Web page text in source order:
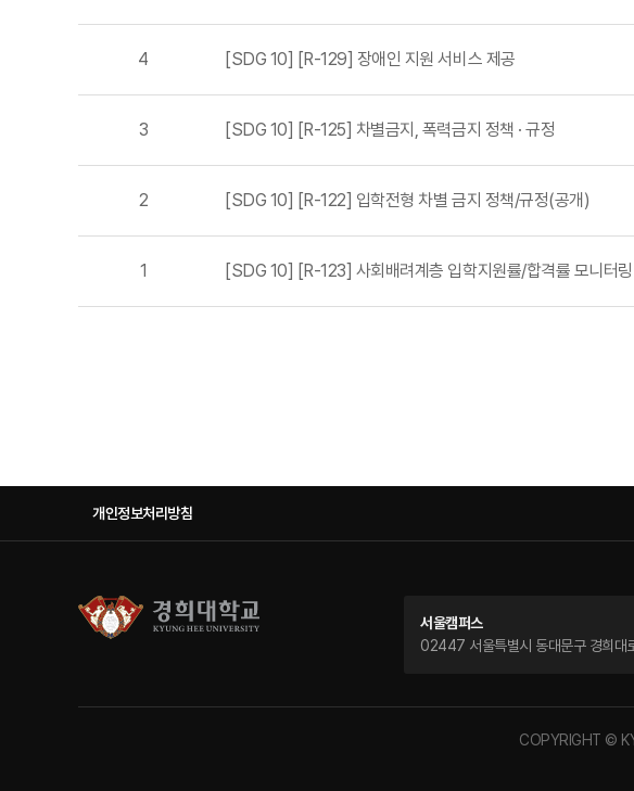
4 [SDG 10] [R-129] 장애인 지원 서비스 제공
3 [SDG 10] [R-125] 차별금지, 폭력금지 정책 · 규정
2 [SDG 10] [R-122] 입학전형 차별 금지 정책/규정(공개)
1 [SDG 10] [R-123] 사회배려계층 입학지원률/합격률 모니터
개인정보처리방침
서울캠퍼스
02447 서울특별시 동대문구 경희대
COPYRIGHT ©